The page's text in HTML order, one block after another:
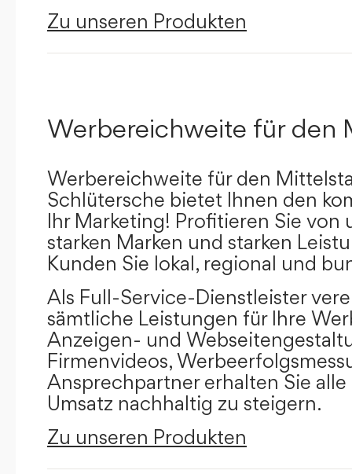
Zu unseren Produkten
Werbereichweite für den
Werbereichweite für den
Schlütersche bietet Ihnen den
Ihr Marketing! Profitieren Sie von
starken Marken und starken
Kunden Sie lokal, regional und
Als Full-Service-Dienstleister
sämtliche Leistungen für Ihre
Anzeigen- und
Firmenvideos,
Ansprechpartner erhalten Sie
Umsatz nachhaltig zu steigern.
Zu unseren Produkten